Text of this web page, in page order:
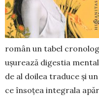
român un tabel
uşurează di­gestia
de al doilea traduce şi
ce însoţea integrala